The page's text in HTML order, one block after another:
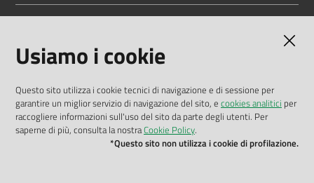
Dichiarazione di accessibilità
Privacy policy
Usiamo i cookie
Questo sito utilizza i cookie tecnici di navigazione e di sessione per
garantire un miglior servizio di navigazione del sito, e cookies analitici per
raccogliere informazioni sull'uso del sito da parte degli utenti. Per
saperne di più, consulta la nostraCookie Policy.
*Questo sito non utilizza i cookie di profilazione.